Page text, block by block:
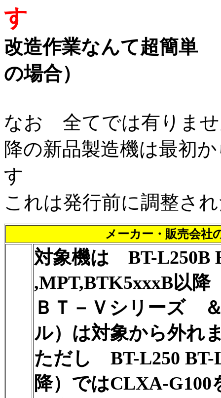
す
改造作業なんて超簡単
の場合）
なお 全てでは有りま
降の新品製造機は最初
す
これは発行前に調整さ
メーカー・販売会
対象機は BT-L250B
,MPT,BTK5xxxB以降
ＢＴ－Ｖシリーズ
ル）は対象から外れ
ただし BT-L250 BT-
降）ではCLXA-